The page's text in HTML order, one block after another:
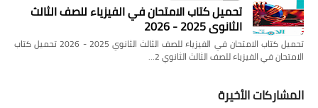
تحميل كتاب الامتحان في الفيزياء للصف الثالث
الثانوي 2025 - 2026
تحميل كتاب الامتحان في الفيزياء للصف الثالث الثانوي 2025 - 2026 تحميل كتاب
الامتحان في الفيزياء للصف الثالث الثانوي 2…
المشاركات الأخيرة